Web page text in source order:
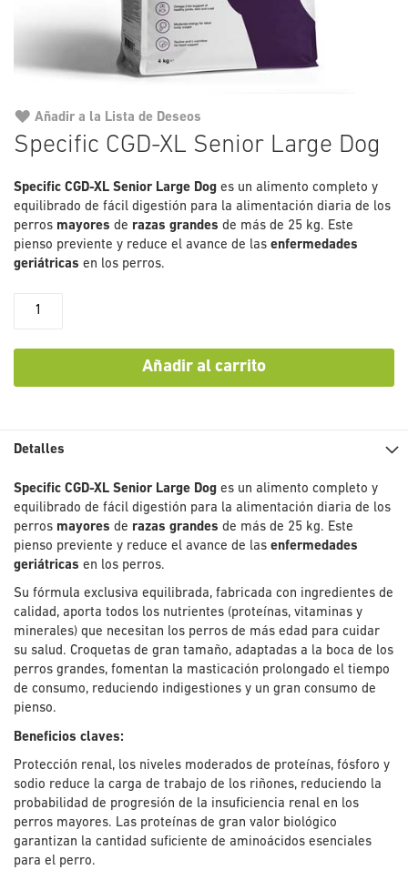
Specific CGD-XL Senior Large Dog
Specific CGD-XL Senior Large Dog es un alimento completo y
equilibrado de fácil digestión para la alimentación diaria de los
perros mayores de razas grandes de más de 25 kg. Este
pienso previente y reduce el avance de las enfermedades
geriátricas en los perros.
Añadir al carrito
Añadir a la Lista de Deseos
al
de
la
galería
de
Detalles
Specific CGD-XL Senior Large Dog es un alimento completo y
equilibrado de fácil digestión para la alimentación diaria de los
perros mayores de razas grandes de más de 25 kg. Este
pienso previente y reduce el avance de las enfermedades
geriátricas en los perros.
Su fórmula exclusiva equilibrada, fabricada con ingredientes de
calidad, aporta todos los nutrientes (proteínas, vitaminas y
minerales) que necesitan los perros de más edad para cuidar
su salud. Croquetas de gran tamaño, adaptadas a la boca de los
perros grandes, fomentan la masticación prolongado el tiempo
de consumo, reduciendo indigestiones y un gran consumo de
pienso.
Beneficios claves:
Protección renal, los niveles moderados de proteínas, fósforo y
sodio reduce la carga de trabajo de los riñones, reduciendo la
probabilidad de progresión de la insuficiencia renal en los
perros mayores. Las proteínas de gran valor biológico
garantizan la cantidad suficiente de aminoácidos esenciales
para el perro.